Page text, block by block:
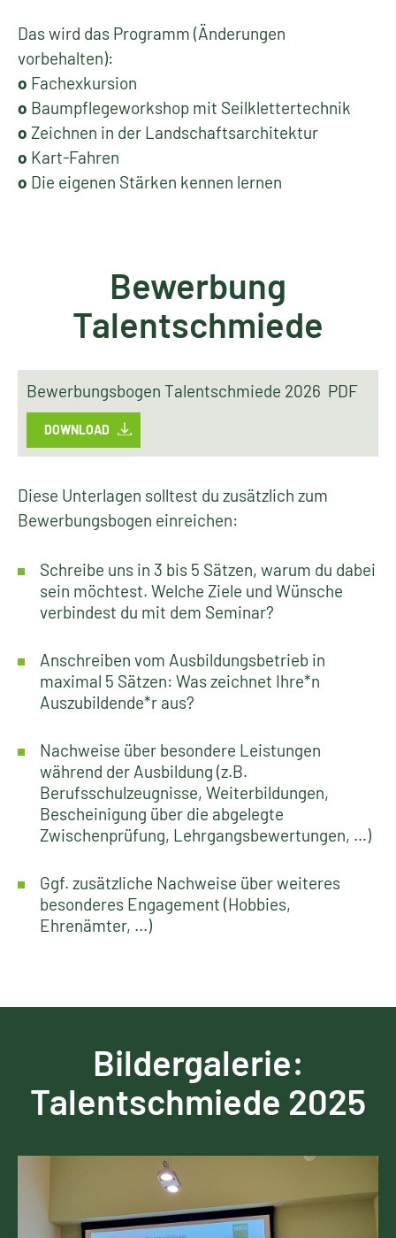
Das wird das Programm (Änderungen
vorbehalten):
o Fachexkursion
o Baumpflegeworkshop mit Seilklettertechnik
o Zeichnen in der Landschaftsarchitektur
o Kart-Fahren
o Die eigenen Stärken kennen lernen
Bewerbung
Talentschmiede
Bewerbungsbogen Talentschmiede 2026 PDF
DOWNLOAD
Diese Unterlagen solltest du zusätzlich zum
Bewerbungsbogen einreichen:
Schreibe uns in 3 bis 5 Sätzen, warum du dabei
sein möchtest. Welche Ziele und Wünsche
verbindest du mit dem Seminar?
Anschreiben vom Ausbildungsbetrieb in
maximal 5 Sätzen: Was zeichnet Ihre*n
Auszubildende*r aus?
Nachweise über besondere Leistungen
während der Ausbildung (z.B.
Berufsschulzeugnisse, Weiterbildungen,
Bescheinigung über die abgelegte
Zwischenprüfung, Lehrgangsbewertungen, …)
Ggf. zusätzliche Nachweise über weiteres
besonderes Engagement (Hobbies,
Ehrenämter, ...)
Bildergalerie:
Talentschmiede 2025